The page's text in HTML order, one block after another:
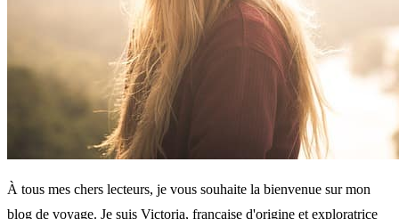
À tous mes chers lecteurs, je vous souhaite la bienvenue sur mon
blog de voyage. Je suis Victoria, française d'origine et exploratrice